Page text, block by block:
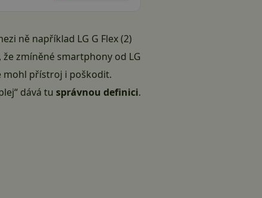
ně například LG G Flex(2)
že zmíněné smartphony od LG
mohl přístroj i poškodit.
dává tu správnou definici.